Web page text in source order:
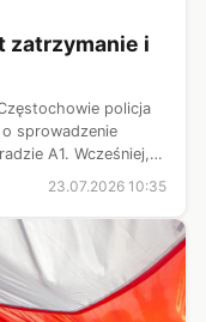
zatrzymanie i
policja
sprowadzenie
A1. Wcześniej,
23.07.2026 10:35